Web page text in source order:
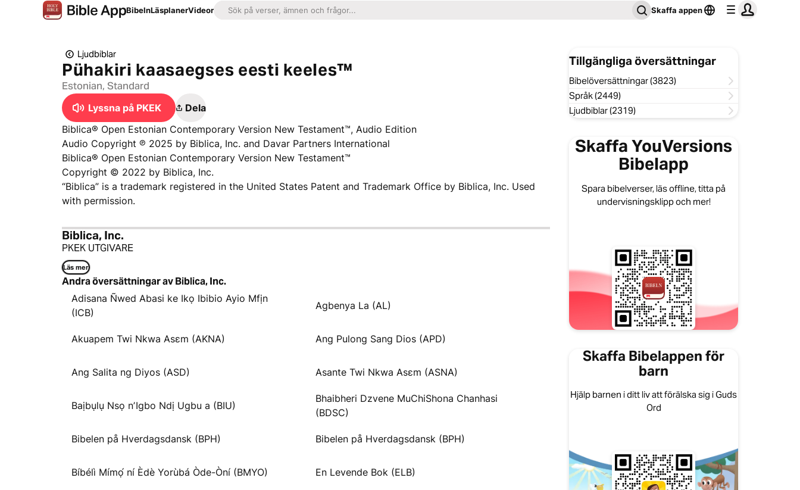
BibelnLäsplanerVideor Skaffa appen
Ljudbiblar
Pühakiri kaasaegses eesti keeles™
Estonian, Standard
Lyssna på PKEK
Dela
Biblica® Open Estonian Contemporary Version New Testament™, Audio Edition
Audio Copyright ℗ 2025 by Biblica, Inc. and Davar Partners International
Biblica® Open Estonian Contemporary Version New Testament™
Copyright © 2022 by Biblica, Inc.
“Biblica” is a trademark registered in the United States Patent and Trademark Office by Biblica, Inc. Used
with permission.
Biblica, Inc.
PKEK UTGIVARE
Läs mer
Andra översättningar av Biblica, Inc.
Adisana Ñwed Abasi ke Ikọ Ibibio Ayio Mfịn
(ICB)
Agbenya La (AL)
Akuapem Twi Nkwa Asɛm (AKNA) Ang Pulong Sang Dios (APD)
Ang Salita ng Diyos (ASD) Asante Twi Nkwa Asɛm (ASNA)
Baịbụlụ Nsọ nʼIgbo Ndị Ugbu a (BIU)
Bhaibheri Dzvene MuChiShona Chanhasi
(BDSC)
Bibelen på Hverdagsdansk (BPH) Bibelen på Hverdagsdansk (BPH)
Bíbélì Mímọ́ ní Èdè Yorùbá Òde-Òní (BMYO) En Levende Bok (ELB)
Tillgängliga översättningar
Bibelöversättningar (3823)
Språk (2449)
Ljudbiblar (2319)
Skaffa YouVersions
Bibelapp
Spara bibelverser, läs offline, titta på
undervisningsklipp och mer!
Skaffa Bibelappen för
barn
Hjälp barnen i ditt liv att förälska sig i Guds
Ord